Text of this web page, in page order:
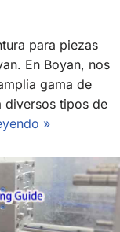
para piezas
En Boyan, nos
gama de
diversos tipos de
»